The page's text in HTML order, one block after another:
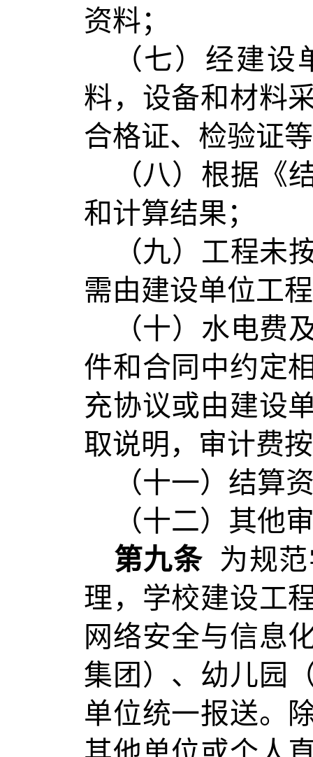
资料；
（七）经建
料，设备和材料
合格证、检验证
（八）根据《
和计算结果；
（九）工程未
需由建设单位工
（十）水电费
件和合同中约定
充协议或由建设
取说明，审计费
（十一）结算
（十二）其他
第九条 为规
理，学校建设工
网络安全与信息
集团）、幼儿园
单位统一报送。